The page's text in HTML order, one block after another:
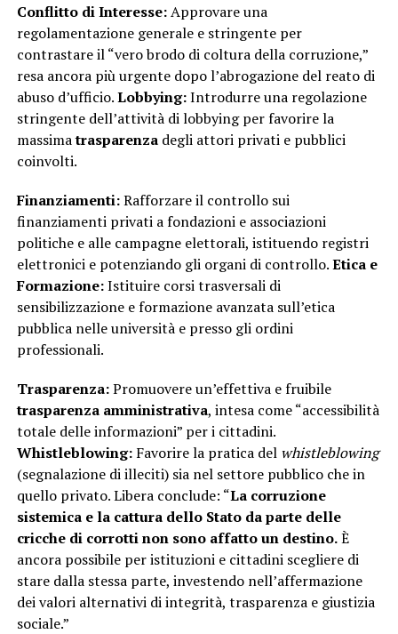
Conflitto di Interesse:Approvare una
regolamentazione generale e stringente per
contrastare il “vero brodo di coltura della corruzione,”
resa ancora più urgente dopo l’abrogazione del reato di
abuso d’ufficio.Lobbying:Introdurre una regolazione
stringente dell’attività di lobbying per favorire la
massimatrasparenzadegli attori privati e pubblici
coinvolti.
Finanziamenti:Rafforzare il controllo sui
finanziamenti privati a fondazioni e associazioni
politiche e alle campagne elettorali, istituendo registri
elettronici e potenziando gli organi di controllo.Etica e
Formazione:Istituire corsi trasversali di
sensibilizzazione e formazione avanzata sull’etica
pubblica nelle università e presso gli ordini
professionali.
Trasparenza:Promuovere un’effettiva e fruibile
trasparenza amministrativa, intesa come “accessibilità
totale delle informazioni” per i cittadini.
Whistleblowing:Favorire la pratica del whistleblowing
(segnalazione di illeciti) sia nel settore pubblico che in
quello privato. Libera conclude: “La corruzione
sistemica e la cattura dello Stato da parte delle
cricche di corrotti non sono affatto un destino.È
ancora possibile per istituzioni e cittadini scegliere di
stare dalla stessa parte, investendo nell’affermazione
dei valori alternativi di integrità, trasparenza e giustizia
sociale.”